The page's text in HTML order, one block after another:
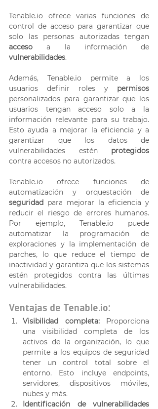
Tenable.io ofrece varias funciones de
control de acceso para garantizar que
acceso
vulnerabilidades.
Además, Tenable.io permite a los
usuarios definir roles y permisos
personalizados para garantizar que los
usuarios tengan acceso solo a la
información relevante para su trabajo.
Esto ayuda a mejorar la eficiencia y a
garantizar que los datos de
vulnerabilidades estén protegidos
contra accesos no autorizados.
Tenable.io ofrece funciones de
seguridad para mejorar la eficiencia y
reducir el riesgo de errores humanos.
Por ejemplo, Tenable.io puede
automatizar la programación de
exploraciones y la implementación de
parches, lo que reduce el tiempo de
inactividad y garantiza que los sistemas
estén protegidos contra las últimas
vulnerabilidades.
Ventajas de Tenable.io:
Visibilidad completa: Proporciona
una visibilidad completa de los
activos de la organización, lo que
permite a los equipos de seguridad
tener un control total sobre el
entorno. Esto incluye endpoints,
servidores, dispositivos móviles,
nubes y más.
Identificación de vulnerabilidades